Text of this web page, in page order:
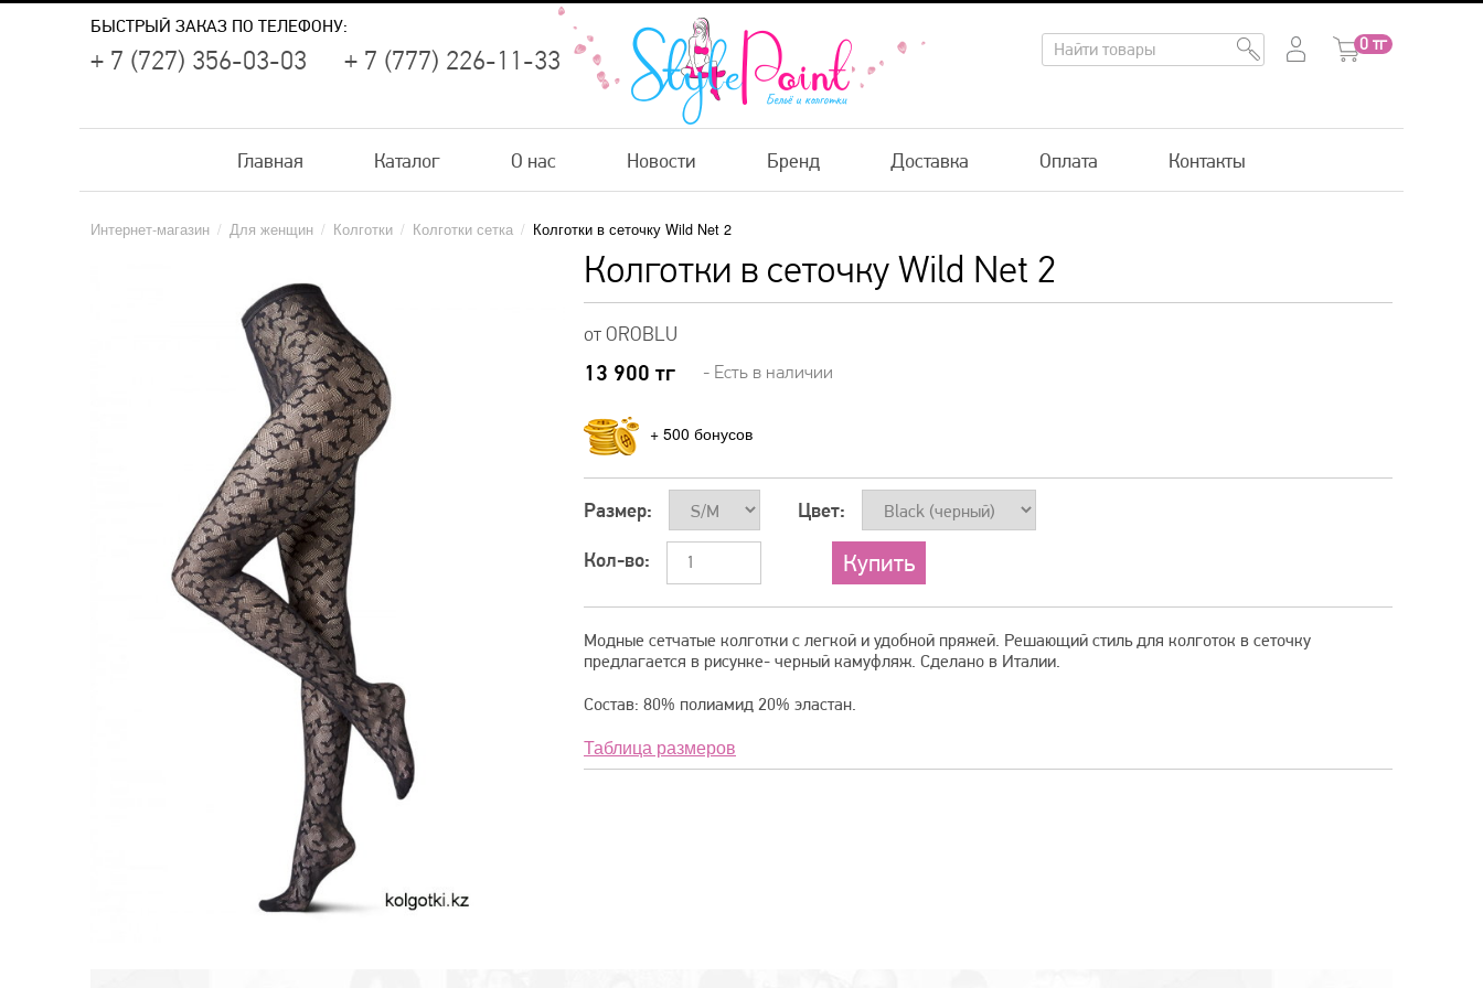
БЫСТРЫЙ ЗАКАЗ ПО ТЕЛЕФОНУ:
+ 7 (727) 356-03-03 + 7 (777) 226-11-33
0 тг
Главная Каталог О нас Новости Бренд Доставка Оплата Контакты
Интернет-магазин / Для женщин / Колготки / Колготки сетка / Колготки в сеточку Wild Net 2
Колготки в сеточку Wild Net 2
от OROBLU
13 900 тг - Есть в наличии
+ 500
Размер: Цвет:
Кол-во:
Модные сетчатые колготки с легкой и удобной пряжей. Решающий стиль для колготок в сеточку
предлагается в рисунке- черный камуфляж. Сделано в Италии.
Состав: 80% полиамид 20% эластан.
Таблица размеров